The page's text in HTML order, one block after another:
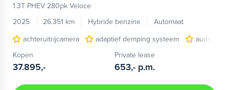
1.3T PHEV 280pk Veloce
2025
26.351 km Hybride benzine
Automaat
achteruitrijcamera
adaptief demping systeem
audio
Kopen
37.895,-
Private lease
653,- p.m.